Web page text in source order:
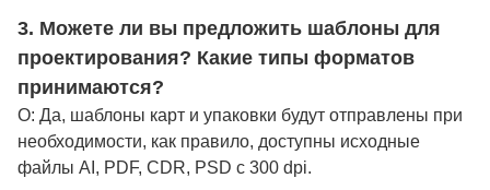
3. Можете ли вы предложить шаблоны для
проектирования? Какие типы форматов
принимаются?
О: Да, шаблоны карт и упаковки будут отправлены при
необходимости, как правило, доступны исходные
файлы AI, PDF, CDR, PSD с 300 dpi.